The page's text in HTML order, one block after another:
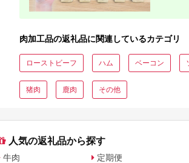
肉加工品の返礼品に関連しているカテゴリ
ローストビーフ ハム ベーコン
猪肉 鹿肉 その他
人気の返礼品から探す
牛肉
定期便